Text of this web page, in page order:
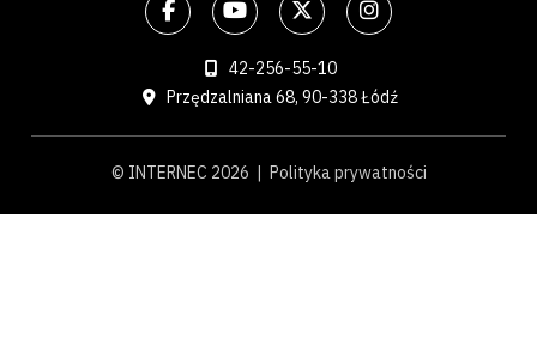
42-256-55-10
Przędzalniana 68, 90-338 Łódź
© INTERNEC 2026 | Polityka prywatności